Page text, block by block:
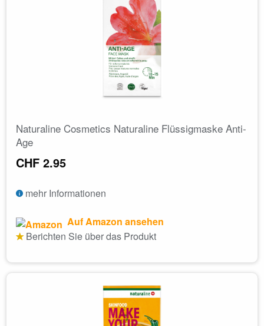
Naturaline Cosmetics Naturaline Flüssigmaske Anti-
Age
CHF 2.95
mehr Informationen
Auf Amazon ansehen
Berichten Sie über das Produkt